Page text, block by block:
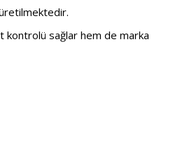
kontrolü sağlar hem de marka